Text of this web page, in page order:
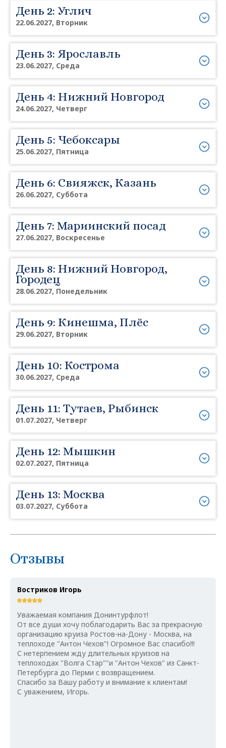
День 2: Углич
22.06.2027, Вторник
День 3: Ярославль
23.06.2027, Среда
День 4: Нижний Новгород
24.06.2027, Четверг
День 5: Чебоксары
25.06.2027, Пятница
День 6: Свияжск, Казань
26.06.2027, Суббота
День 7: Мариинский посад
27.06.2027, Воскресенье
День 8: Нижний Новгород,
Городец
28.06.2027, Понедельник
День 9: Кинешма, Плёс
29.06.2027, Вторник
День 10: Кострома
30.06.2027, Среда
День 11: Тутаев, Рыбинск
01.07.2027, Четверг
День 12: Мышкин
02.07.2027, Пятница
День 13: Москва
03.07.2027, Суббота
Отзывы
Востриков Игорь
Уважаемая компания Донинтурфлот!
От все души хочу поблагодарить Вас за прекрасную
организацию круиза Ростов-на-Дону - Москва, на
теплоходе "Антон Чехов"! Огромное Вас спасибо!!!
С нетерпением жду длительных круизов на
теплоходах "Волга Стар""и "Антон Чехов" из Санкт-
Петербурга до Перми с возвращением.
Спасибо за Вашу работу и внимание к клиентам!
С уважением, Игорь.